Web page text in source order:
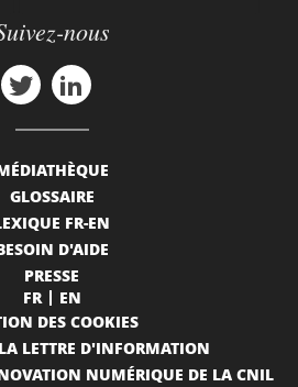
nous
GLOSSAIRE
FR-EN
D'AIDE
PRESSE
FR
EN
DES COOKIES
LETTRE D'INFORMATION
NUMÉRIQUE DE LA CNIL